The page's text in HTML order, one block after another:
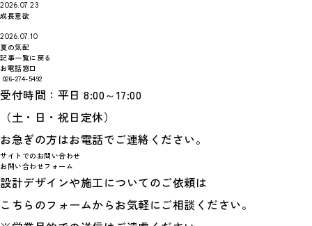
2026.07.23
成長意欲
2026.07.10
夏の気配
記事一覧に戻る
お電話窓口
026-274-5492
受付時間：平日 8:00～17:00
（土・日・祝日定休）
お急ぎの方はお電話でご連絡ください。
サイトでのお問い合わせ
お問い合わせフォーム
設計デザインや施工についてのご依頼は
こちらのフォームからお気軽にご相談ください。